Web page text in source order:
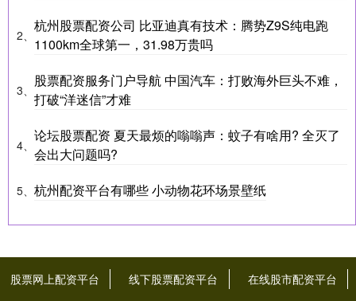
2、
杭州股票配资公司 比亚迪真有技术：腾势Z9S纯电跑
1100km全球第一，31.98万贵吗
3、
股票配资服务门户导航 中国汽车：打败海外巨头不难，
打破“洋迷信”才难
4、
论坛股票配资 夏天最烦的嗡嗡声：蚊子有啥用? 全灭了
会出大问题吗?
5、 杭州配资平台有哪些 小动物花环场景壁纸
股票网上配资平台 线下股票配资平台 在线股市配资平台